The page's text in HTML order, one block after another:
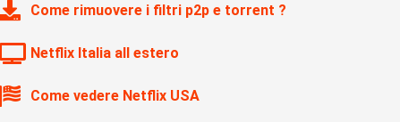
Come rimuovere i filtri p2p e torrent ?
Netflix Italia all estero
Come vedere Netflix USA